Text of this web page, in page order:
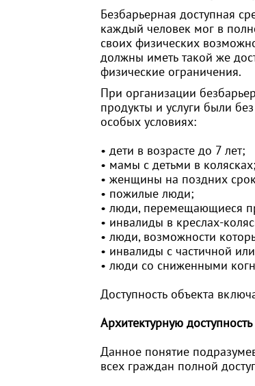
Безбарьерная доступная
каждый человек мог в
своих физических
должны иметь такой же
физические ограничения.
При организации
продукты и услуги были
особых условиях:
• дети в возрасте до 7 лет;
• мамы с детьми в колясках;
• женщины на поздних
• пожилые люди;
• люди, перемещающиеся
• инвалиды в креслах-
• люди, возможности
• инвалиды с частичной
• люди со сниженными
Доступность объекта
Архитектурную доступность
Данное понятие
всех граждан полной